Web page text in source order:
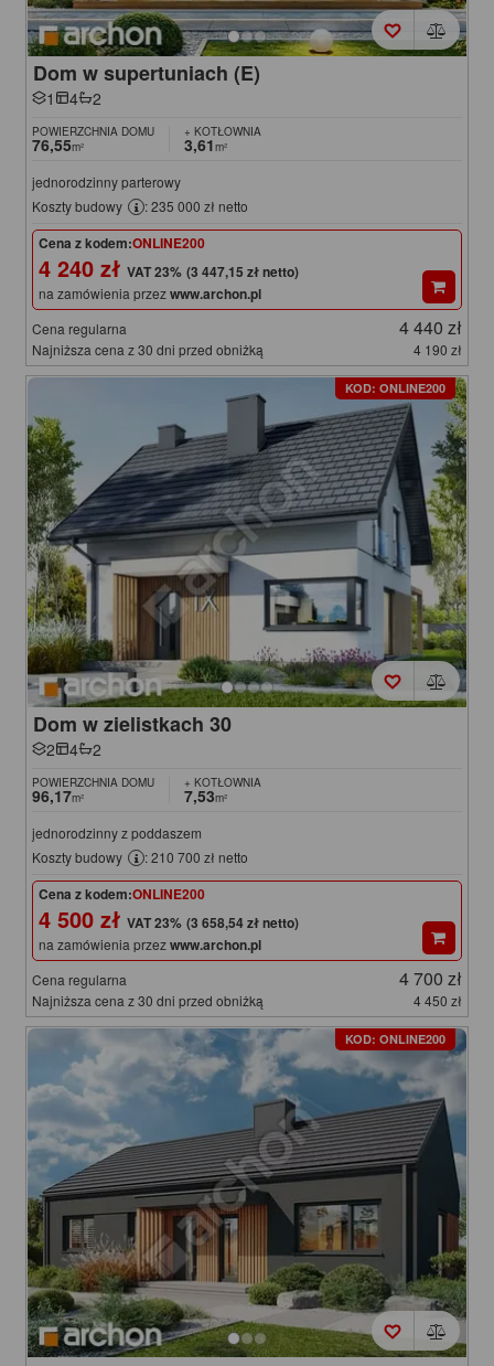
Dom w supertuniach (E)
1 4 2
POWIERZCHNIA DOMU
76,55m²
+ KOTŁOWNIA
3,61m²
jednorodzinny parterowy
Koszty budowy
: 235 000 zł netto
Cena z kodem:ONLINE200
4 240 zł (3 447,15 zł netto)
na zamówienia przezwww.archon.pl
Cena regularna 4 440 zł
Najniższa cena z 30 dni przed obniżką 4 190 zł
KOD: ONLINE200
Dom w zielistkach 30
2 4 2
POWIERZCHNIA DOMU
96,17m²
+ KOTŁOWNIA
7,53m²
jednorodzinny z poddaszem
Koszty budowy
: 210 700 zł netto
Cena z kodem:ONLINE200
4 500 zł (3 658,54 zł netto)
na zamówienia przezwww.archon.pl
Cena regularna 4 700 zł
Najniższa cena z 30 dni przed obniżką 4 450 zł
KOD: ONLINE200